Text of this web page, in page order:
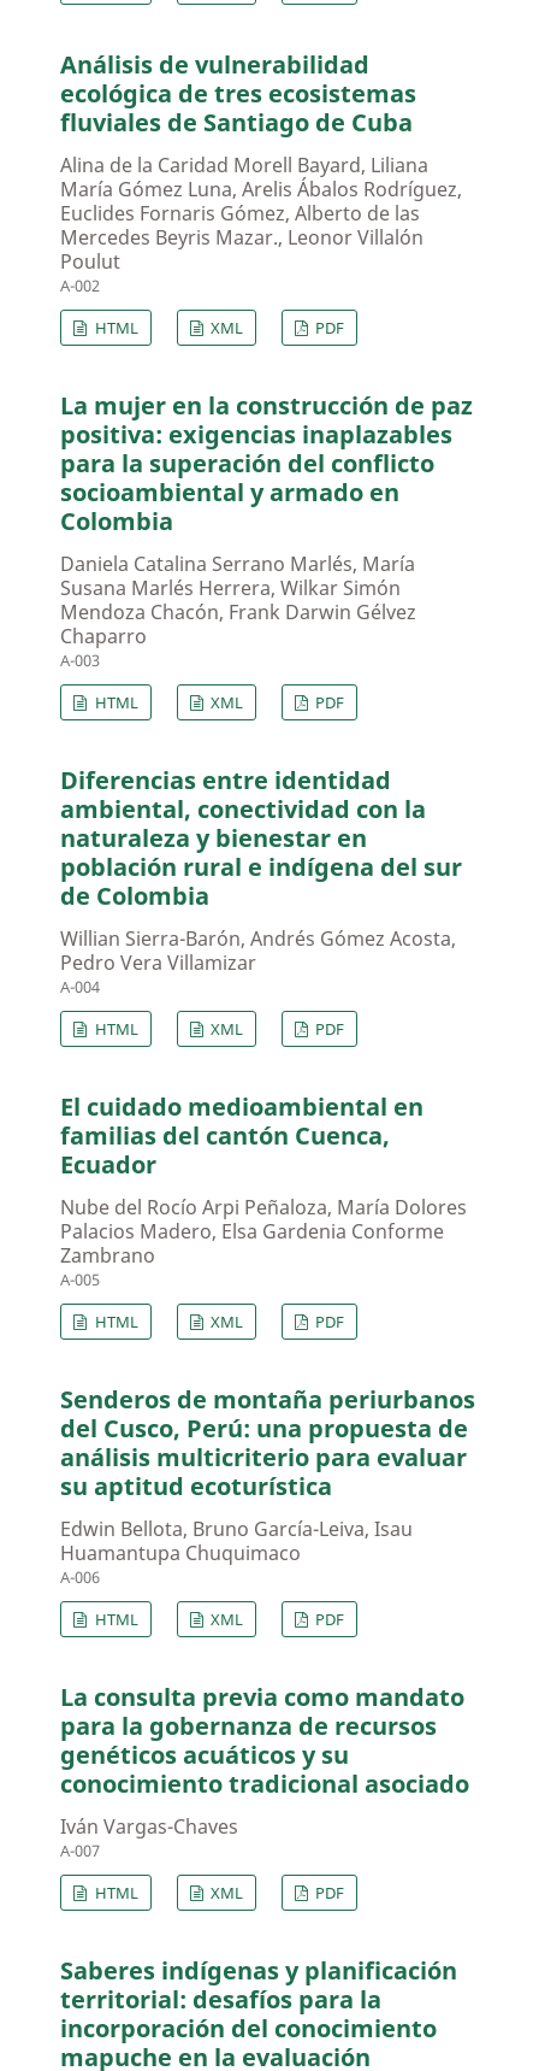
Análisis de vulnerabilidad
ecológica de tres ecosistemas
fluviales de Santiago de Cuba
Alina de la Caridad Morell Bayard, Liliana
María Gómez Luna, Arelis Ábalos Rodríguez,
Euclides Fornaris Gómez, Alberto de las
Mercedes Beyris Mazar., Leonor Villalón
Poulut
A-002
HTML
XML PDF
La mujer en la construcción de paz
positiva: exigencias inaplazables
para la superación del conflicto
socioambiental y armado en
Colombia
Daniela Catalina Serrano Marlés, María
Susana Marlés Herrera, Wilkar Simón
Mendoza Chacón, Frank Darwin Gélvez
Chaparro
A-003
HTML
XML PDF
Diferencias entre identidad
ambiental, conectividad con la
naturaleza y bienestar en
población rural e indígena del sur
de Colombia
Willian Sierra-Barón, Andrés Gómez Acosta,
Pedro Vera Villamizar
A-004
HTML
XML PDF
El cuidado medioambiental en
familias del cantón Cuenca,
Ecuador
Nube del Rocío Arpi Peñaloza, María Dolores
Palacios Madero, Elsa Gardenia Conforme
Zambrano
A-005
HTML
XML PDF
Senderos de montaña periurbanos
del Cusco, Perú: una propuesta de
análisis multicriterio para evaluar
su aptitud ecoturística
Edwin Bellota, Bruno García-Leiva, Isau
Huamantupa Chuquimaco
A-006
HTML
XML PDF
La consulta previa como mandato
para la gobernanza de recursos
genéticos acuáticos y su
conocimiento tradicional asociado
Iván Vargas-Chaves
A-007
HTML
XML PDF
Saberes indígenas y planificación
territorial: desafíos para la
incorporación del conocimiento
mapuche en la evaluación